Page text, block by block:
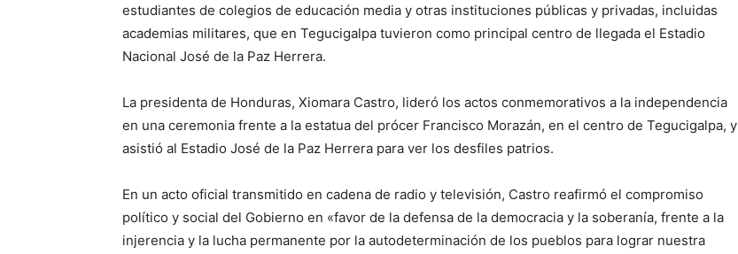
estudiantes de colegios de educación media y otras instituciones públicas y privadas, incluidas
academias militares, que en Tegucigalpa tuvieron como principal centro de llegada el Estadio
Nacional José de la Paz Herrera.
La presidenta de Honduras, Xiomara Castro, lideró los actos conmemorativos a la independencia
en una ceremonia frente a la estatua del prócer Francisco Morazán, en el centro de Tegucigalpa, y
asistió al Estadio José de la Paz Herrera para ver los desfiles patrios.
En un acto oficial transmitido en cadena de radio y televisión, Castro reafirmó el compromiso
político y social del Gobierno en «favor de la defensa de la democracia y la soberanía, frente a la
injerencia y la lucha permanente por la autodeterminación de los pueblos para lograr nuestra